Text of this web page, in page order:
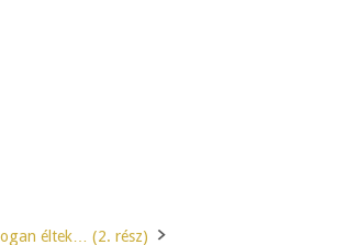
éltek… (2. rész)